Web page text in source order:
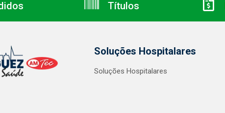
Títulos
Soluções Hospitalares
Soluções Hospitalares